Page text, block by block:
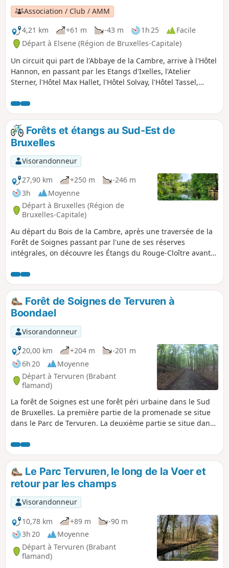
Association / Club / AMM
4,21 km
+61 m -43 m 1h 25
Facile
Départ à Elsene (Région de Bruxelles-Capitale)
Un circuit qui part de l'Abbaye de la Cambre, arrive à l'Hôtel
Hannon, en passant par les Etangs d'Ixelles, l'Atelier
Sterner, l'Hôtel Max Hallet, l'Hôtel Solvay, l'Hôtel Tassel,
Trinité, le Musée Horta, la Rue Américaine et l'Hôtel Hannon
jusqu'à l'Avenue Brugmann.
Forêts et étangs au Sud-Est de
Bruxelles
Visorandonneur
27,90 km
+250 m
-246 m
3h
Moyenne
Départ à Bruxelles (Région de
Bruxelles-Capitale)
Au départ du Bois de la Cambre, après une traversée de la
Forêt de Soignes passant par l'une de ses réserves
intégrales, on découvre les Étangs du Rouge-Cloître avant
du GR®579 pour retourner vers le Bois de la Cambre.
Forêt de Soignes de Tervuren à
Boondael
Visorandonneur
20,00 km
+204 m
-201 m
6h 20
Moyenne
Départ à Tervuren (Brabant
flamand)
La forêt de Soignes est une forêt péri urbaine dans le Sud
de Bruxelles. La première partie de la promenade se situe
dans le Parc de Tervuren. La deuxième partie se situe dans
à la Chaussée de la Hulpe en dessous de Boitsfort. La
dernière partie, sur route et en ville, vous conduira à la
Gare de Boondael. Effectuée le 02/08/2020
Le Parc Tervuren, le long de la Voer et
retour par les champs
Visorandonneur
10,78 km
+89 m
-90 m
3h 20
Moyenne
Départ à Tervuren (Brabant
flamand)